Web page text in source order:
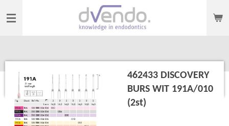
direct
462433 DISCOVERY
BURS WIT 191A/010
(2st)